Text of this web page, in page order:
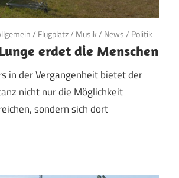
/ Flugplatz/ Musik/ News/ Politik
erdet die Menschen
in der Vergangenheit bietet der
nicht nur die Möglichkeit
sondern sich dort